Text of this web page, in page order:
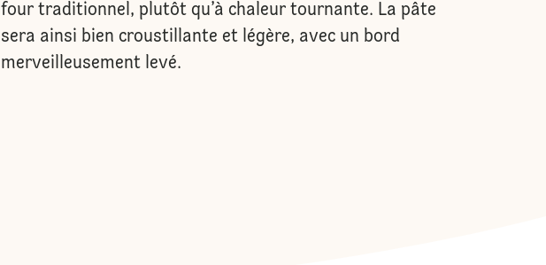
four traditionnel, plutôt qu’à chaleur tournante. La pâte
sera ainsi bien croustillante et légère, avec un bord
merveilleusement levé.